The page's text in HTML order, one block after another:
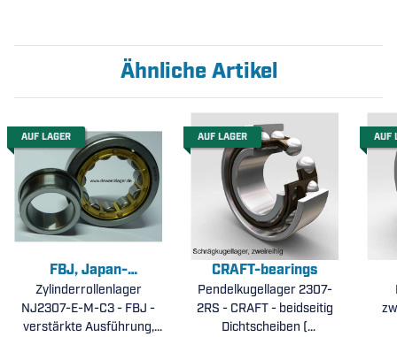
Ähnliche Artikel
AUF LAGER
FBJ, Japan-
Corporation
Zylinderrollenlager
NJ2307-E-M-C3 - FBJ -
verstärkte Ausführung,
AUF LAGER
CRAFT-bearings
Pendelkugellager 2307-
2RS - CRAFT - beidseitig
Dichtscheiben (
AUF